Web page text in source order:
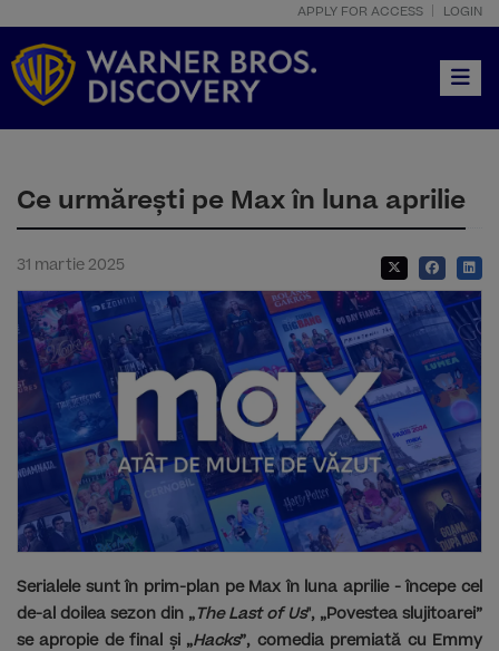
APPLY FOR ACCESS LOGIN
Ce urmărești pe Max în luna aprilie
31 martie 2025
Serialele sunt în prim-plan pe Max în luna aprilie - începe cel
de-al doilea sezon din „ The Last of Us", „Povestea slujitoarei”
se apropie de final și „Hacks”, comedia premiată cu Emmy